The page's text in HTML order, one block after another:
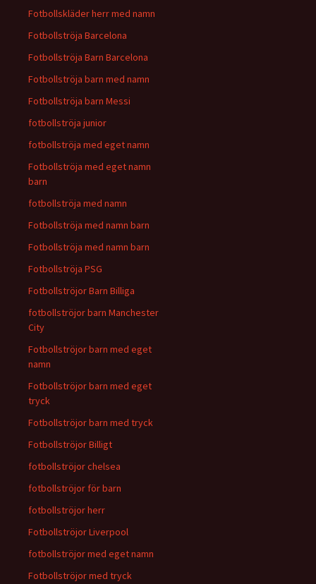
Fotbollskläder herr med namn
Fotbollströja Barcelona
Fotbollströja Barn Barcelona
Fotbollströja barn med namn
Fotbollströja barn Messi
fotbollströja junior
fotbollströja med eget namn
Fotbollströja med eget namn
barn
fotbollströja med namn
Fotbollströja med namn barn
Fotbollströja med namn barn
Fotbollströja PSG
Fotbollströjor Barn Billiga
fotbollströjor barn Manchester
City
Fotbollströjor barn med eget
namn
Fotbollströjor barn med eget
tryck
Fotbollströjor barn med tryck
Fotbollströjor Billigt
fotbollströjor chelsea
fotbollströjor för barn
fotbollströjor herr
Fotbollströjor Liverpool
fotbollströjor med eget namn
Fotbollströjor med tryck